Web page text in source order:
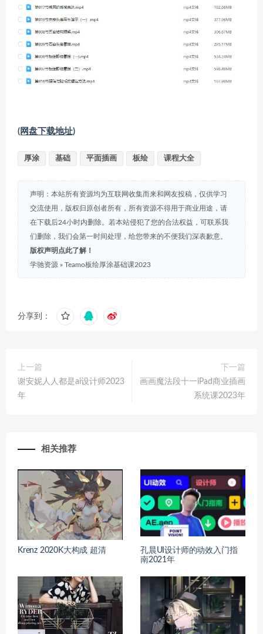
(网盘下载地址)
厚涂 基础 平面插画 板绘 课程大全
声明：本站所有资源均为互联网收集而来和网友投稿，仅供学习
交流使用，版权归原创者所有，所有资源不得用于商业用途，请
在下载后24小时内删除。若本站侵犯了您的合法权益，可联系我
们删除，我们会第一时间处理，给您带来的不便我们深表歉意。
版权声明点此了解！
学驰资源 » Teamo板绘厚涂基础课2023
分享到：
上一篇
谢安妮人人都是ai设计师2023
年
下一篇
画画魔法段十一iPad商业插画
系统课2023年
相关推荐
Krenz 2020K大构成 超清
孔晨UI设计师的动效入门指
南2021年